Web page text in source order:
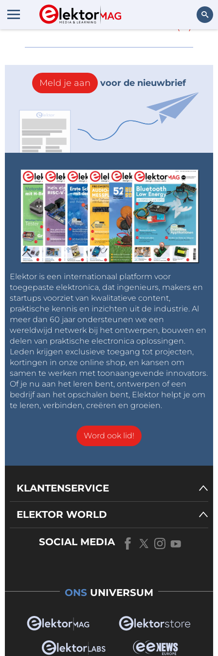
Meer overValencell
Meld je aan voor de nieuwbrief
Elektor is een internationaal platform voor
toegepaste elektronica, dat ingenieurs, makers en
startups voorziet van kwalitatieve content,
praktische kennis en inzichten uit de industrie. Al
meer dan 60 jaar ondersteunen we een
wereldwijd netwerk bij het ontwerpen, bouwen en
delen van praktische electronica oplossingen.
Leden krijgen exclusieve toegang tot projecten,
kortingen in onze online shop, en kansen om
samen te werken met toonaangevende innovators.
Of je nu aan het leren bent, ontwerpen of een
bedrijf aan het opschalen bent, Elektor helpt je om
te leren, verbinden, creëren en groeien.
Word ook lid!
KLANTENSERVICE
ELEKTOR WORLD
SOCIAL MEDIA
ONS UNIVERSUM